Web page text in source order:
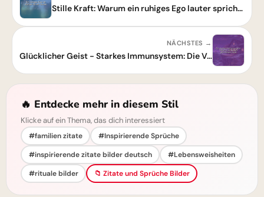
Stille Kraft: Warum ein ruhiges Ego lauter spricht als jedes Geräusch
NÄCHSTES →
Glücklicher Geist - Starkes Immunsystem: Die Verbindung zur inneren Gesundheit
🔥 Entdecke mehr in diesem Stil
Klicke auf ein Thema, das dich interessiert
#familien zitate
#Inspirierende Sprüche
#inspirierende zitate bilder deutsch
#Lebensweisheiten
#rituale bilder
📁 Zitate und Sprüche Bilder